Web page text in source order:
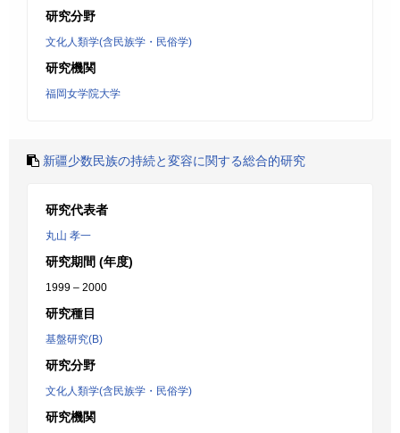
研究分野
文化人類学(含民族学・民俗学)
研究機関
福岡女学院大学
新疆少数民族の持続と変容に関する総合的研究
研究代表者
丸山 孝一
研究期間 (年度)
1999 – 2000
研究種目
基盤研究(B)
研究分野
文化人類学(含民族学・民俗学)
研究機関